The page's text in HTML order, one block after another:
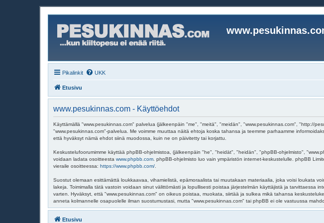
Pikalinkit UKK
Etusivu
www.pesukinnas.com - Käyttöehdot
Käyttämällä "www.pesukinnas.com" palvelua (jälkeenpäin "me", "meitä", "meidän", "www.pesukinnas.com", "http://
"www.pesukinnas.com"-palvelua. Me voimme muuttaa näitä ehtoja koska tahansa ja teemme parhaamme
että hyväksyt nämä ehdot siinä muodossa, kuin ne on päivitetty tai korjattu.
Keskustelufoorumimme käyttää phpBB-ohjelmistoa, (jälkeenpäin "he", "heidät", "heidän", "phpBB-ohjelmisto",
voidaan ladata osoitteesta www.phpbb.com . phpBB-ohjelmisto luo vain ympäristön internet-keskustelulle. phpBB
vieraile osoitteessa: https://www.phpbb.com/
Suostut olemaan esittämättä loukkaavaa, vihamielistä, epämoraalista tai muutakaan materiaalia, joka voisi loukata
lakeja. Toimimalla tätä vastoin voidaan sinut välittömästi ja lopullisesti poistaa järjestelmän käyttäjistä ja
varten. Hyväksyt, että "www.pesukinnas.com" on oikeus poistaa, muokata, siirtää ja sulkea mikä tahansa
anneta kolmannelle osapuolelle ilman suostumustasi, mutta "www.pesukinnas.com" tai phpBB ei ole vastuussa
Etusivu